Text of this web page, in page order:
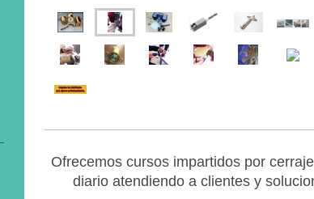
Ofrecemos cursos impartidos por
diario atendiendo a clientes y